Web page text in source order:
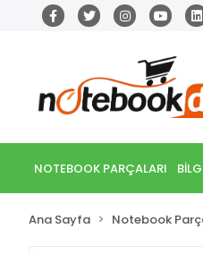
NOTEBOOK PARÇALARI
Ana Sayfa Notebook